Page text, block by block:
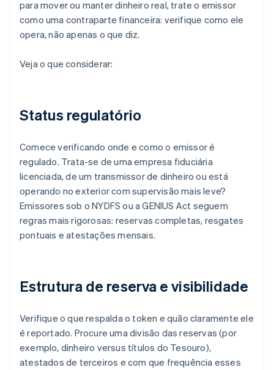
para mover ou manter dinheiro real, trate o emissor
como uma contraparte financeira: verifique como ele
opera, não apenas o que diz.
Veja o que considerar:
Status regulatório
Comece verificando onde e como o emissor é
regulado. Trata-se de uma empresa fiduciária
licenciada, de um transmissor de dinheiro ou está
operando no exterior com supervisão mais leve?
Emissores sob o NYDFS ou a GENIUS Act seguem
regras mais rigorosas: reservas completas, resgates
pontuais e atestações mensais.
Estrutura de reserva e visibilidade
Verifique o que respalda o token e quão claramente ele
é reportado. Procure uma divisão das reservas (por
exemplo, dinheiro versus títulos do Tesouro),
atestados de terceiros e com que frequência esses